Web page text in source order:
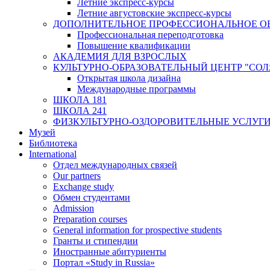
Летние экспресс-курсы
Летние августовские экспресс-курсы
ДОПОЛНИТЕЛЬНОЕ ПРОФЕССИОНАЛЬНОЕ
Профессиональная переподготовка
Повышение квалификации
АКАДЕМИЯ ДЛЯ ВЗРОСЛЫХ
КУЛЬТУРНО-ОБРАЗОВАТЕЛЬНЫЙ ЦЕНТР
Открытая школа дизайна
Международные программы
ШКОЛА 181
ШКОЛА 241
ФИЗКУЛЬТУРНО-ОЗДОРОВИТЕЛЬНЫЕ УСЛУГИ
Музей
Библиотека
International
Отдел международных связей
Our partners
Exchange study
Обмен студентами
Admission
Preparation courses
General information for prospective students
Гранты и стипендии
Иностранные абитуриенты
Портал «Study in Russia»